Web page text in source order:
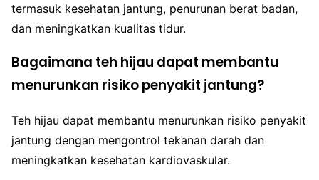
termasuk kesehatan jantung, penurunan berat badan,
dan meningkatkan kualitas tidur.
Bagaimana teh hijau dapat membantu
menurunkan risiko penyakit jantung?
Teh hijau dapat membantu menurunkan risiko penyakit
jantung dengan mengontrol tekanan darah dan
meningkatkan kesehatan kardiovaskular.